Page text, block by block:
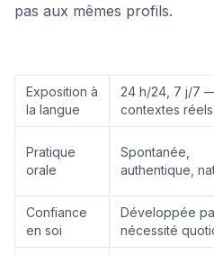
pas aux mêmes profils.
Exposition à
la langue
24 h/24, 7 j/7
contextes réels
Pratique
orale
Spontanée,
authentique,
Confiance
en soi
Développée
nécessité